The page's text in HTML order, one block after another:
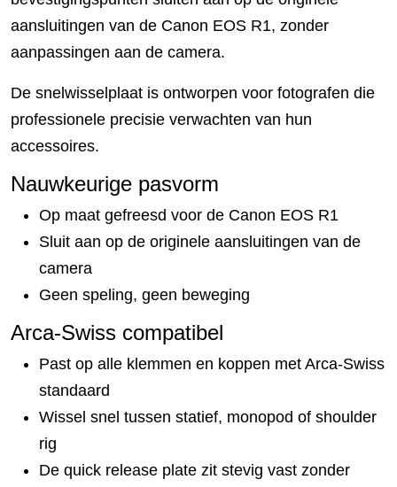
aansluitingen van de Canon EOS R1, zonder
aanpassingen aan de camera.
De snelwisselplaat is ontworpen voor fotografen die
professionele precisie verwachten van hun
accessoires.
Nauwkeurige pasvorm
Op maat gefreesd voor de Canon EOS R1
Sluit aan op de originele aansluitingen van de
camera
Geen speling, geen beweging
Arca-Swiss compatibel
Past op alle klemmen en koppen met Arca-Swiss
standaard
Wissel snel tussen statief, monopod of shoulder
rig
De quick release plate zit stevig vast zonder